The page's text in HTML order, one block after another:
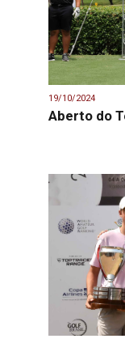
19/10/2024
Aberto do